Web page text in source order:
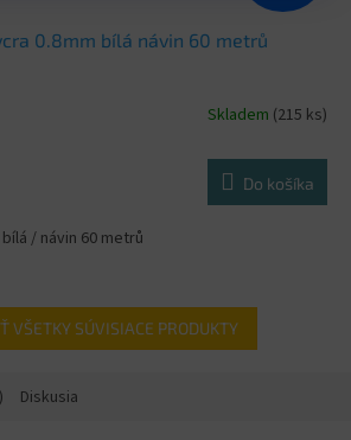
0.8mm bílá návin 60 metrů
Skladem (215 ks)
Do košíka
/ návin 60 metrů
VŠETKY SÚVISIACE PRODUKTY
Diskusia